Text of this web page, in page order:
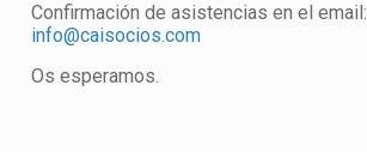
Confirmación de asistencias en el email:
info@caisocios.com
Os esperamos.